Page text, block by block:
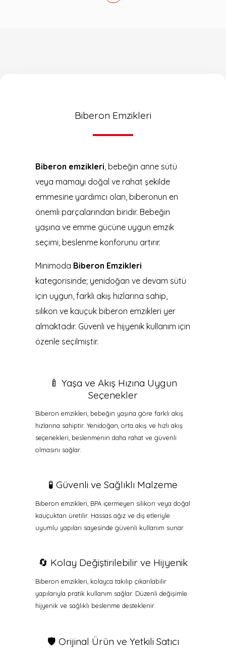
Biberon Emzikleri
Biberon emzikleri , bebeğin anne sütü
veya mamayı doğal ve rahat şekilde
emmesine yardımcı olan, biberonun en
önemli parçalarından biridir. Bebeğin
yaşına ve emme gücüne uygun emzik
seçimi, beslenme konforunu artırır.
Minimoda Biberon Emzikleri
kategorisinde; yenidoğan ve devam sütü
için uygun, farklı akış hızlarına sahip,
silikon ve kauçuk biberon emzikleri yer
almaktadır. Güvenli ve hijyenik kullanım için
özenle seçilmiştir.
🍼 Yaşa ve Akış Hızına Uygun
Seçenekler
Biberon emzikleri, bebeğin yaşına göre farklı akış
hızlarına sahiptir. Yenidoğan, orta akış ve hızlı akış
seçenekleri, beslenmenin daha rahat ve güvenli
olmasını sağlar.
🧪 Güvenli ve Sağlıklı Malzeme
Biberon emzikleri, BPA içermeyen silikon veya doğal
kauçuktan üretilir. Hassas ağız ve diş etleriyle
uyumlu yapıları sayesinde güvenli kullanım sunar.
🔄 Kolay Değiştirilebilir ve Hijyenik
Biberon emzikleri, kolayca takılıp çıkarılabilir
yapılarıyla pratik kullanım sağlar. Düzenli değişimle
hijyenik ve sağlıklı beslenme desteklenir.
🛡️ Orijinal Ürün ve Yetkili Satıcı